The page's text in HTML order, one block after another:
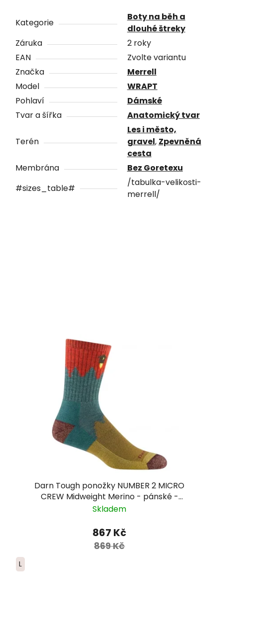
Kategorie
Boty na běh a
dlouhé štreky
Záruka
2 roky
EAN
Zvolte variantu
Značka
Merrell
Model
WRAPT
Pohlaví
Dámské
Tvar a šířka
Anatomický tvar
Terén
Les i město,
gravel, Zpevněná
cesta
Membrána
Bez Goretexu
#sizes_table#
/tabulka-velikosti-
merrell/
Darn Tough ponožky NUMBER 2 MICRO
CREW Midweight Merino - pánské -
červené/modré/žluté
Skladem
867 Kč
869 Kč
L